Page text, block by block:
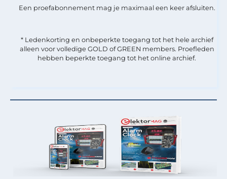
Een proefabonnement mag je maximaal een keer afsluiten.
* Ledenkorting en onbeperkte toegang tot het hele archief
alleen voor volledige GOLD of GREEN members. Proefleden
hebben beperkte toegang tot het online archief.